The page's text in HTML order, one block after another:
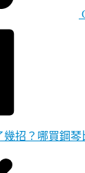
招？哪買鋼